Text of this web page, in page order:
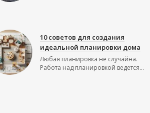
10 советов для создания
идеальной планировки дома
Любая планировка не случайна.
Работа над планировкой ведется...